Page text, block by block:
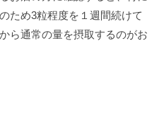
ため3粒程度を１週間続けて
ら通常の量を摂取するのがお